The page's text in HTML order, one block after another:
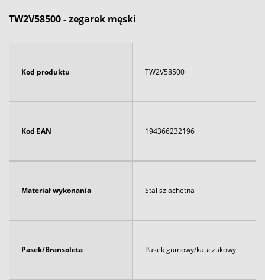
TW2V58500 - zegarek męski
Kod produktu TW2V58500
Kod EAN 194366232196
Materiał wykonania Stal szlachetna
Pasek/Bransoleta Pasek gumowy/kauczukowy